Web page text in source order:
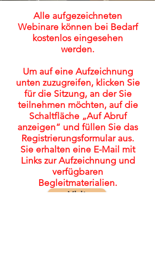
Alle aufgezeichneten
Webinare können bei Bedarf
kostenlos eingesehen
werden.
Um auf eine Aufzeichnung
unten zuzugreifen, klicken Sie
für die Sitzung, an der Sie
teilnehmen möchten, auf die
Schaltfläche „Auf Abruf
anzeigen“ und füllen Sie das
Registrierungsformular aus.
Sie erhalten eine E-Mail mit
Links zur Aufzeichnung und
verfügbaren
Begleitmaterialien.
Visit